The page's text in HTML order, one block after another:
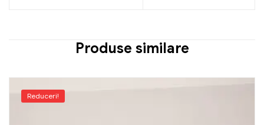
Produse similare
Reduceri!